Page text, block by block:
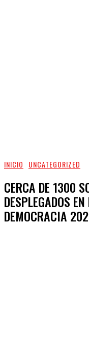
INICIO UNCATEGORIZED
CERCA DE 1300
DESPLEGADOS
DEMOCRACIA